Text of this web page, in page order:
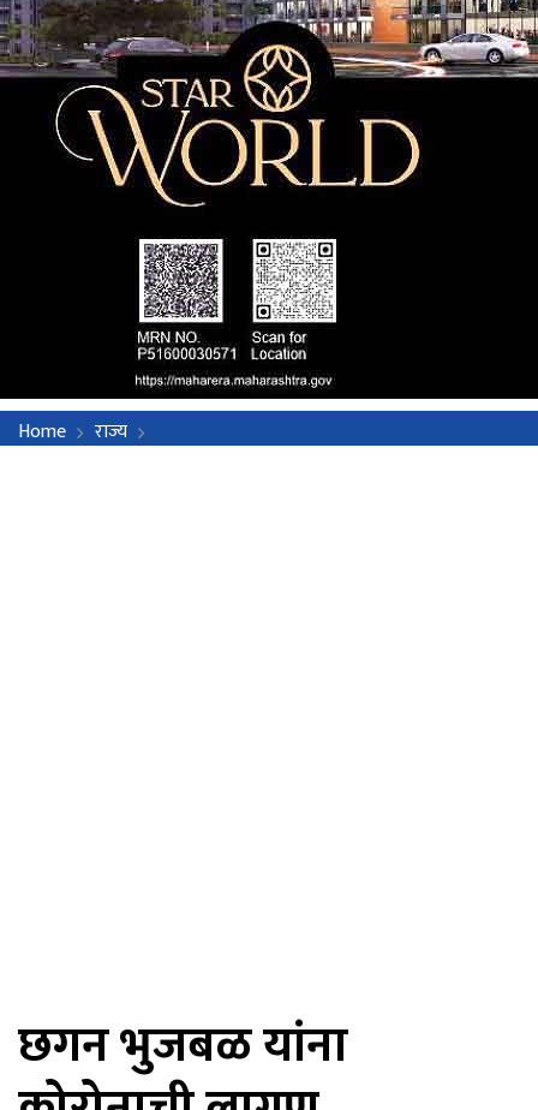
Home राज्य
छगन भुजबळ यांना